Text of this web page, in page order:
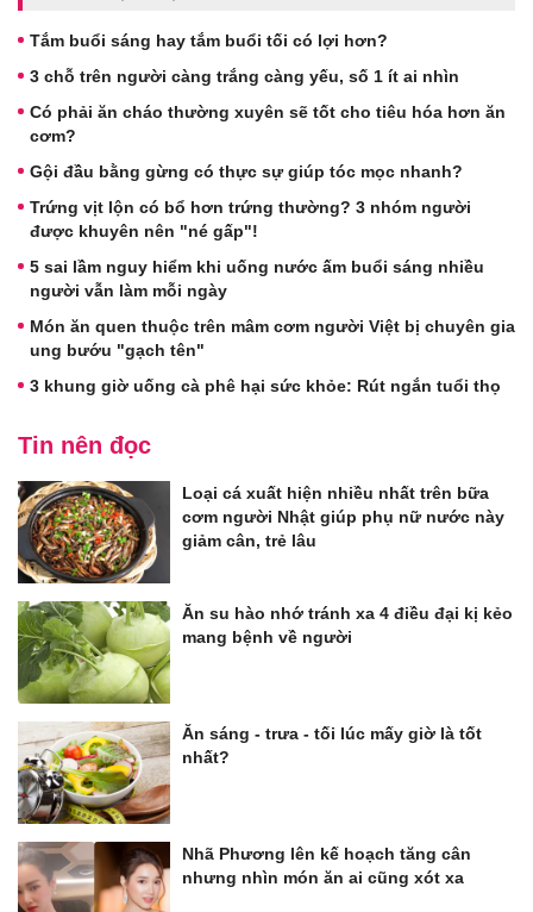
Tắm buổi sáng hay tắm buổi tối có lợi hơn?
3 chỗ trên người càng trắng càng yếu, số 1 ít ai nhìn
Có phải ăn cháo thường xuyên sẽ tốt cho tiêu hóa hơn ăn
cơm?
Gội đầu bằng gừng có thực sự giúp tóc mọc nhanh?
Trứng vịt lộn có bổ hơn trứng thường? 3 nhóm người
được khuyên nên "né gấp"!
5 sai lầm nguy hiểm khi uống nước ấm buổi sáng nhiều
người vẫn làm mỗi ngày
Món ăn quen thuộc trên mâm cơm người Việt bị chuyên gia
ung bướu "gạch tên"
3 khung giờ uống cà phê hại sức khỏe: Rút ngắn tuổi thọ
Tin nên đọc
Loại cá xuất hiện nhiều nhất trên bữa
cơm người Nhật giúp phụ nữ nước này
giảm cân, trẻ lâu
Ăn su hào nhớ tránh xa 4 điều đại kị kẻo
mang bệnh về người
Ăn sáng - trưa - tối lúc mấy giờ là tốt
nhất?
Nhã Phương lên kế hoạch tăng cân
nhưng nhìn món ăn ai cũng xót xa